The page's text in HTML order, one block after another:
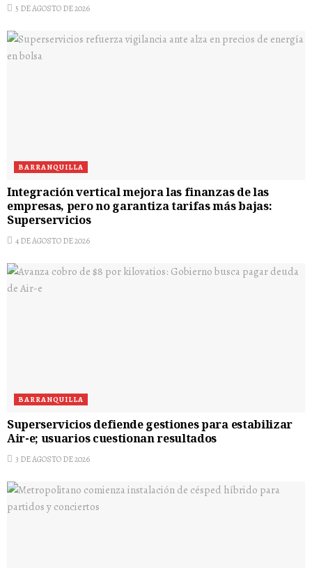
5 DE AGOSTO DE 2026
BARRANQUILLA
Integración vertical mejora las finanzas de las
empresas, pero no garantiza tarifas más bajas:
Superservicios
4 DE AGOSTO DE 2026
BARRANQUILLA
Superservicios defiende gestiones para estabilizar
Air-e; usuarios cuestionan resultados
3 DE AGOSTO DE 2026